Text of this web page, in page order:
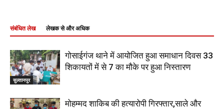
संबंधित लेख लेखक से और अधिक
सुल्तानपुर
गोसाईगंज थाने में आयोजित हुआ समाधान दिवस 33
शिकायतों में से 7 का मौके पर हुआ निस्तारण
मोहम्मद शाकिब की हत्यारोपी गिरफ्तार,साले और